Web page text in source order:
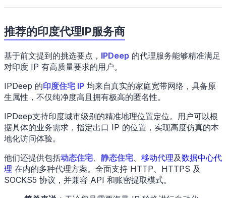
推荐的印度代理IP服务商
基于前文提到的挑选要点， IPDeep 的代理服务能够精准满足
对印度 IP 有高质量要求的用户。
IPDeep 的印度住宅 IP 均来自真实的家庭宽带网络，具备原
生属性，不仅纯净度高且拥有极高的匿名性。
IPDeep支持印度城市级别的精准地理位置定位。用户可以根
据具体的业务需求，指定出口 IP 的位置，实现高度仿真的本
地化访问体验。
他们还提供包括动态住宅、 静态住宅、 移动代理及数据中心代
理 在内的多种代理方案。全面支持 HTTP、HTTPS 及
SOCKS5 协议，并兼容 API 和账密提取模式。